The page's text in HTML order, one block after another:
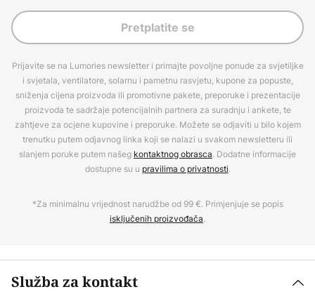
Pretplatite se
Prijavite se na Lumories newsletter i primajte povoljne ponude za svjetiljke
i svjetala, ventilatore, solarnu i pametnu rasvjetu, kupone za popuste,
sniženja cijena proizvoda ili promotivne pakete, preporuke i prezentacije
proizvoda te sadržaje potencijalnih partnera za suradnju i ankete, te
zahtjeve za ocjene kupovine i preporuke. Možete se odjaviti u bilo kojem
trenutku putem odjavnog linka koji se nalazi u svakom newsletteru ili
slanjem poruke putem našeg kontaktnog obrasca. Dodatne informacije
dostupne su u pravilima o privatnosti.
*Za minimalnu vrijednost narudžbe od 99 €. Primjenjuje se popis
isključenih proizvođača.
Služba za kontakt